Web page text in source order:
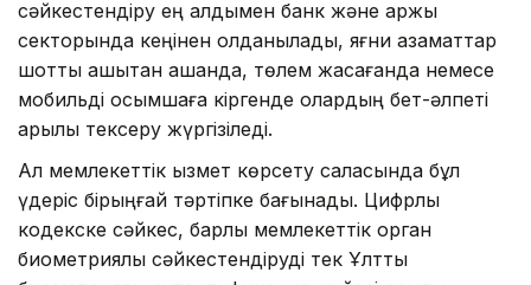
сәйкестендіру ең алдымен банк және қаржы
секторында кеңінен қолданылады, яғни азаматтар
шотты қашықтан ашқанда, төлем жасағанда немесе
мобильді қосымшаға кіргенде олардың бет-әлпеті
арқылы тексеру жүргізіледі.
Ал мемлекеттік қызмет көрсету саласында бұл
үдеріс бірыңғай тәртіпке бағынады. Цифрлық
кодекске сәйкес, барлық мемлекеттік орган
биометриялық сәйкестендіруді тек Ұлттық